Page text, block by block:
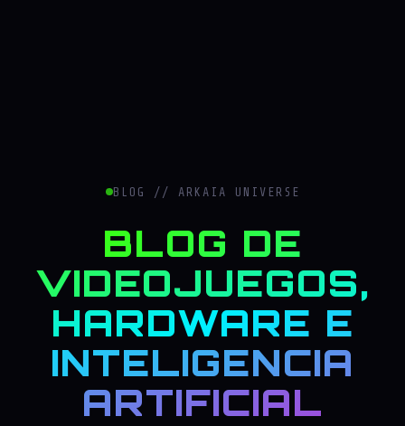
BLOG // ARKAIA UNIVERSE
BLOG DE
VIDEOJUEGOS,
HARDWARE E
INTELIGENCIA
ARTIFICIAL